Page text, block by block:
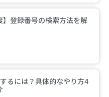
】登録番号の検索方法を解
るには？具体的なやり方4